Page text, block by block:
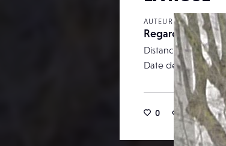
AUTEUR
Regardlese
Distance focale
Date de publication
0 15 0